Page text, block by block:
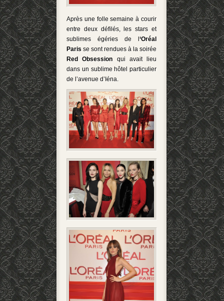
Après une folle semaine à courir
entre deux défilés, les stars et
sublimes égéries de l ‘Oréal
Paris se sont rendues à la soirée
Red Obsession qui avait lieu
dans un sublime hôtel particulier
de l’avenue d’Iéna.